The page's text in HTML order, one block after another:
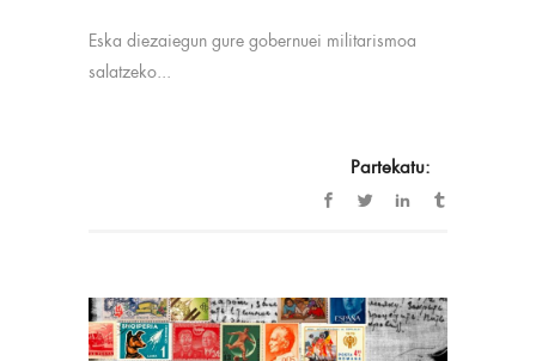
Eska diezaiegun gure gobernuei militarismoa
salatzeko...
Partekatu: